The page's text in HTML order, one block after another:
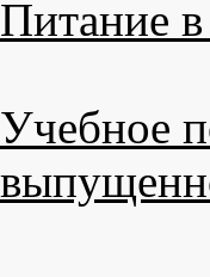
Питание
Учебное